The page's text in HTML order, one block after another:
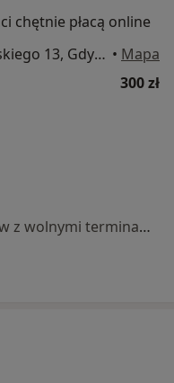
chętnie płacą online
Żołnierzy I Armii Wojska Polskiego 13, Gdynia • Mapa
300 zł
Brak dostępnych specjalistów z wolnymi terminami w tym centrum medycznym.